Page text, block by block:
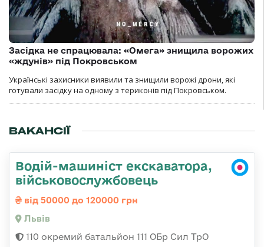
Засідка не спрацювала: «Омега» знищила ворожих
«ждунів» під Покровськом
Українські захисники виявили та знищили ворожі дрони, які
готували засідку на одному з териконів під Покровськом.
ВАКАНСІЇ
Водій-машиніст екскаватора,
військовослужбовець
від 50000 до 120000 грн
Львів
110 окремий батальйон 111 ОБр Сил ТрО